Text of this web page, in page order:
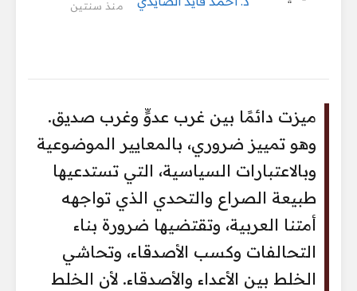
منذ سنتين
ميزت دائمًا بين غرب عدوٍّ وغرب صديق.
وهو تمييز ضروري، بالمعايير الموضوعية
وبالاعتبارات السياسية، التي تستدعيها
طبيعة الصراع والتحدي الذي تواجهه
أمتنا العربية، وتقتضيها ضرورة بناء
التحالفات وكسب الأصدقاء، وتحاشي
الخلط بين الأعداء والأصدقاء. لأن الخلط